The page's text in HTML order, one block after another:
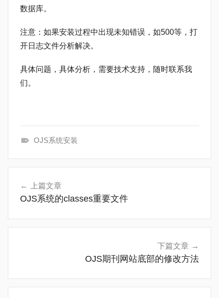
数据库。
注意：如果安装过程中出现未知错误，如500等，打
开日志文件分析解决。
具体问题，具体分析，需要技术支持，随时联系我
们。
见
题
OJS系统安装
航
上篇文章
OJS系统的classes重要文件
下篇文章
OJS期刊网站底部的修改方法